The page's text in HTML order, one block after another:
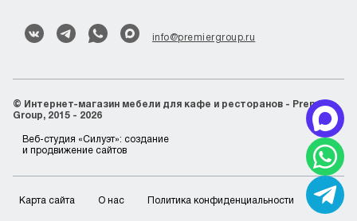
info@premiergroup.ru
© Интернет-магазин мебели для кафе и ресторанов - Premier
Group, 2015 - 2026
Веб-студия «Силуэт»: создание
и продвижение сайтов
Карта сайта О нас Политика конфиденциальности